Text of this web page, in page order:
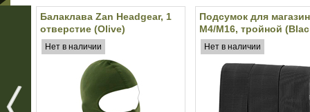
Балаклава Zan Headgear, 1
отверстие (Olive)
Нет в наличии
Подсумок для
M4/M16, тройной
Нет в наличии